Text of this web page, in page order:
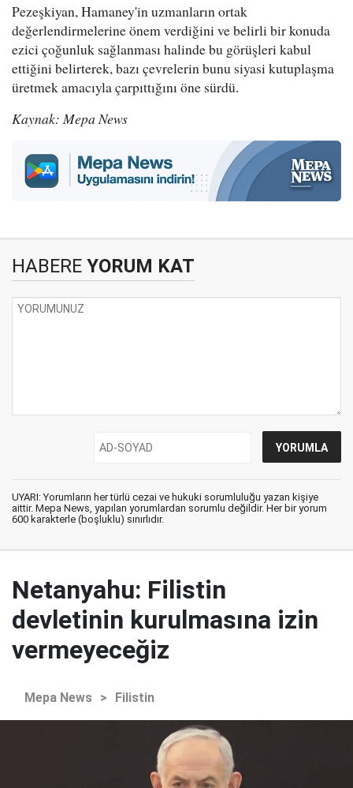
Pezeşkiyan, Hamaney'in uzmanların ortak
değerlendirmelerine önem verdiğini ve belirli bir konuda
ezici çoğunluk sağlanması halinde bu görüşleri kabul
ettiğini belirterek, bazı çevrelerin bunu siyasi kutuplaşma
üretmek amacıyla çarpıttığını öne sürdü.
Kaynak: Mepa News
HABERE YORUM KAT
UYARI: Yorumların her türlü cezai ve hukuki sorumluluğu yazan kişiye
aittir. Mepa News, yapılan yorumlardan sorumlu değildir. Her bir yorum
600 karakterle (boşluklu) sınırlıdır.
Netanyahu: Filistin
devletinin kurulmasına izin
vermeyeceğiz
Mepa News > Filistin